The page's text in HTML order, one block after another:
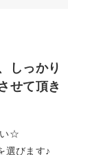
しっかり
せて頂き
い☆
選びます♪